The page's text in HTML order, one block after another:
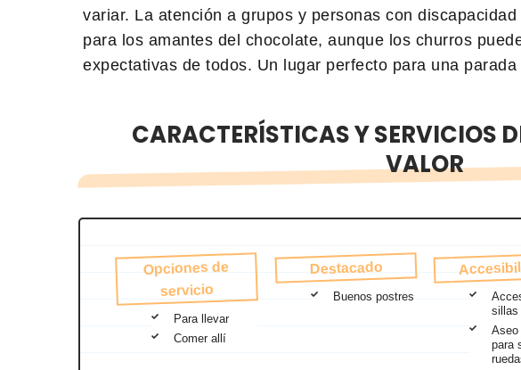
variar. La atención a grupos y personas con
para los amantes del chocolate, aunque los churros
expectativas de todos. Un lugar perfecto para una
CARACTERÍSTICAS Y SERVICIOS
VALOR
Opciones de
servicio
Para llevar
Comer allí
Destacado
Buenos postres
sillas
Aseo
para